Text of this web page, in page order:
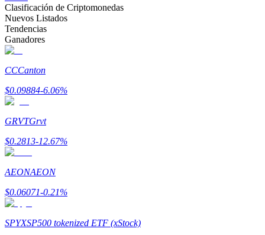
Earn
Power Piggy
Gana recompensas competitivas diariamente
Clasificación de Criptomonedas
Nuevos Listados
Tendencias
Ganadores
CCCanton
$0.09884-6.06%
GRVTGrvt
$0.2813-12.67%
AEONAEON
$0.06071-0.21%
SPYXSP500 tokenized ETF (xStock)